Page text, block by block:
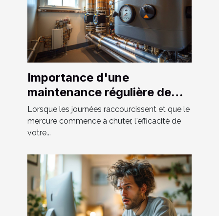
Importance d'une
maintenance régulière de
votre système de chauffage
et tuyauterie
Lorsque les journées raccourcissent et que le
mercure commence à chuter, l'efficacité de
votre...